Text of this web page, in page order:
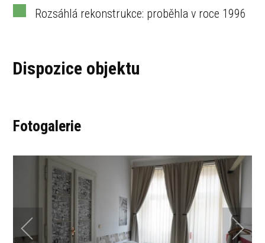
Rozsáhlá rekonstrukce: proběhla v roce 1996
Dispozice objektu
Fotogalerie